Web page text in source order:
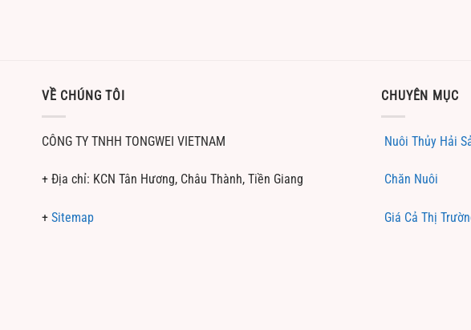
VỀ CHÚNG TÔI
CÔNG TY TNHH TONGWEI VIETNAM
+ Địa chỉ: KCN Tân Hương, Châu Thành, Tiền Giang
+ Sitemap
CHUYÊN MỤC
Nuôi Thủy Hải
Chăn Nuôi
Giá Cả Thị